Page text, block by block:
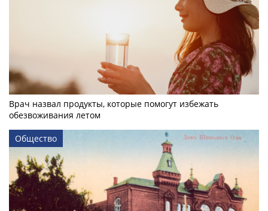
Врач назвал продукты, которые помогут избежать
обезвоживания летом
Общество